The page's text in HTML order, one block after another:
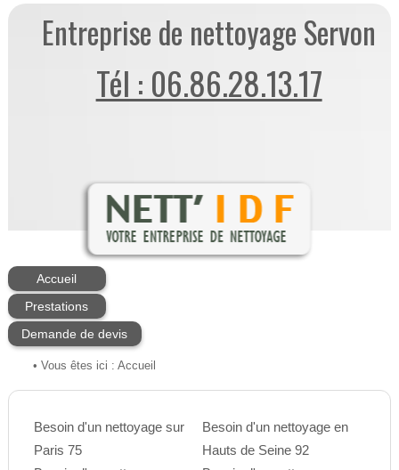
Entreprise de nettoyage Servon
Tél : 06.86.28.13.17
Accueil
Prestations
Demande de devis
• Vous êtes ici : Accueil
Besoin d'un nettoyage sur
Paris 75
Besoin d'un nettoyage en
Hauts de Seine 92